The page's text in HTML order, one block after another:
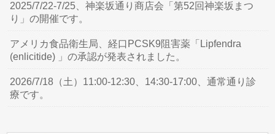
2025/7/22-7/25、神楽坂通り商店会「第52回神楽坂まつ
り」の開催です。
アメリカ食品衛生局、経口PCSK9阻害薬「Lipfendra
(enlicitide) 」の承認が発表されました。
2026/7/18（土）11:00-12:30、14:30-17:00、通常通り診
療です。